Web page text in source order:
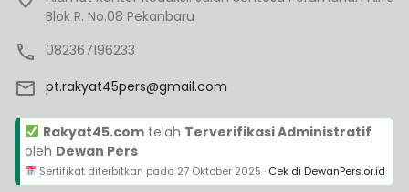
Blok R. No.08 Pekanbaru
082367196233
pt.rakyat45pers@gmail.com
Rakyat45.comtelah Terverifikasi Administratif
oleh Dewan Pers
Sertifikat diterbitkan pada 27 Oktober 2025 · Cek di DewanPers.or.id